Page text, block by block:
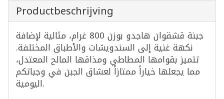
Productbeschrijving
جبنة قشقوان هاجدو بوزن 800 غرام، مثالية لإضافة
نكهة غنية إلى السندويشات والأطباق المختلفة.
تتميز بقوامها المطاطي ومذاقها المالح المعتدل،
مما يجعلها خياراً ممتازاً لعشاق الجبن في وجباتكم
اليومية.